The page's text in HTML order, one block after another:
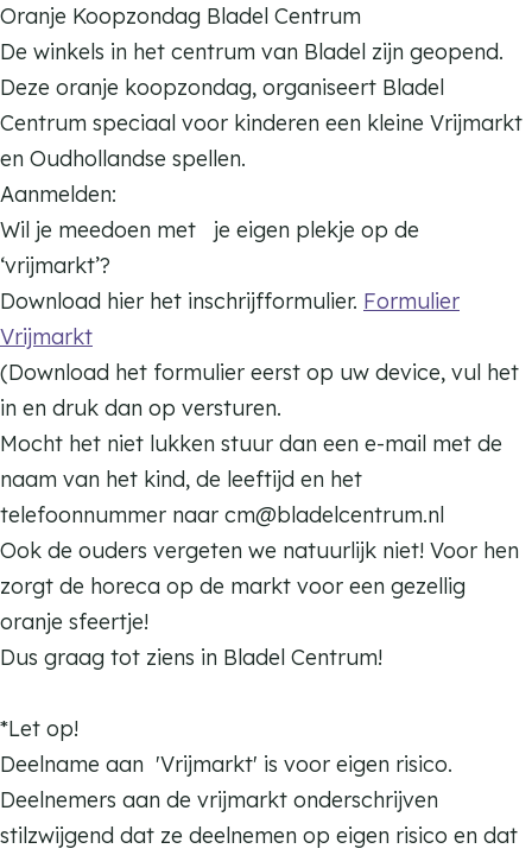
n
d
a
g
O
a
j
B
a
d
e
l
C
n
u
m
z
o
n
d
a
O
a
j
e
B
l
a
d
e
l
C
t
r
u
Oranje Koopzondag Bladel Centrum
De winkels in het centrum van Bladel zijn geopend.
Deze oranje koopzondag, organiseert Bladel
Centrum speciaal voor kinderen een kleine Vrijmarkt
en Oudhollandse spellen.
Aanmelden:
Wil je meedoen met je eigen plekje op de
‘vrijmarkt’?
Download hier het inschrijfformulier. Formulier
Vrijmarkt
(Download het formulier eerst op uw device, vul het
in en druk dan op versturen.
Mocht het niet lukken stuur dan een e-mail met de
naam van het kind, de leeftijd en het
telefoonnummer naar cm@bladelcentrum.nl
Ook de ouders vergeten we natuurlijk niet! Voor hen
zorgt de horeca op de markt voor een gezellig
oranje sfeertje!
Dus graag tot ziens in Bladel Centrum!
*Let op!
Deelname aan 'Vrijmarkt' is voor eigen risico.
Deelnemers aan de vrijmarkt onderschrijven
stilzwijgend dat ze deelnemen op eigen risico en dat